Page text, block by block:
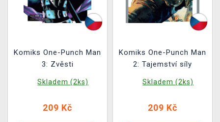
Komiks One-Punch Man
3: Zvěsti
Skladem (2ks)
209 Kč
Komiks One-Punch Man
2: Tajemství síly
Skladem (2ks)
209 Kč